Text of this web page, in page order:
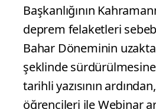
Başkanlığının
deprem felaketleri
Bahar Döneminin
şeklinde
tarihli yazısının
öğrencileri ile Webinar